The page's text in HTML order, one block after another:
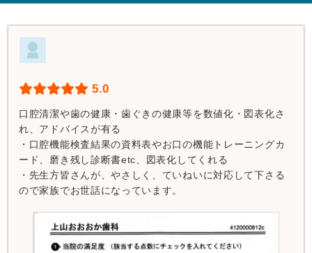
5.0
口腔清潔や歯の健康・歯ぐきの健康等を数値化・図表化さ
れ、アドバイスが有る
・口腔機能検査結果の資料表やお口の機能トレーニングカ
ード、磨き残し診断書etc、図表化してくれる
・先生方皆さんが、やさしく、ていねいに対応して下さる
ので家族でお世話になっています。